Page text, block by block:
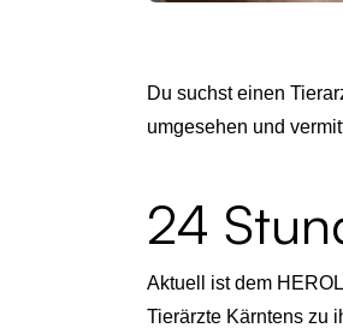
Du suchst einen
umgesehen und
24
Aktuell ist dem
Tierärzte Kärntens zu